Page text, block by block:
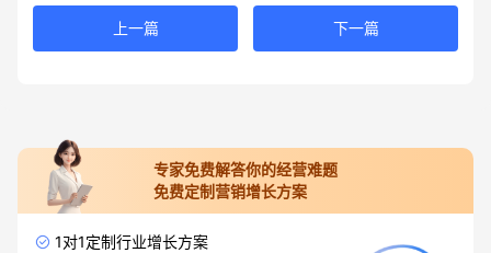
上一篇 下一篇
专家免费解答你的经营难题
免费定制营销增长方案
1对1定制行业增长方案